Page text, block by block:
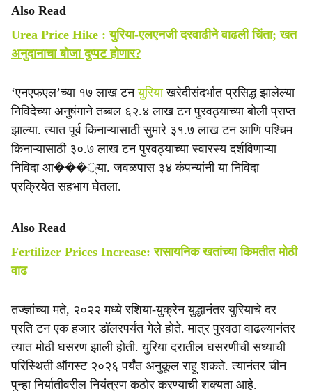
Also Read
Urea Price Hike : युरिया-एलएनजी दरवाढीने वाढली चिंता; खत
अनुदानाचा बोजा दुप्पट होणार?
‘एनएफएल’च्या १७ लाख टनयुरियाखरेदीसंदर्भात प्रसिद्ध झालेल्या
निविदेच्या अनुषंगाने तब्बल ६२.४ लाख टन पुरवठ्याच्या बोली प्राप्त
झाल्या. त्यात पूर्व किनाऱ्यासाठी सुमारे ३१.७ लाख टन आणि पश्चिम
किनाऱ्यासाठी ३०.७ लाख टन पुरवठ्याच्या स्वारस्य दर्शविणाऱ्या
निविदा आ���्या. जवळपास ३४ कंपन्यांनी या निविदा
प्रक्रियेत सहभाग घेतला.
Also Read
Fertilizer Prices Increase: रासायनिक खतांच्या किमतीत मोठी
वाढ
तज्ज्ञांच्या मते, २०२२ मध्ये रशिया-युक्रेन युद्धानंतर युरियाचे दर
प्रति टन एक हजार डॉलरपर्यंत गेले होते. मात्र पुरवठा वाढल्यानंतर
त्यात मोठी घसरण झाली होती. युरिया दरातील घसरणीची सध्याची
परिस्थिती ऑगस्ट २०२६ पर्यंत अनुकूल राहू शकते. त्यानंतर चीन
पुन्हा निर्यातीवरील नियंत्रण कठोर करण्याची शक्यता आहे.